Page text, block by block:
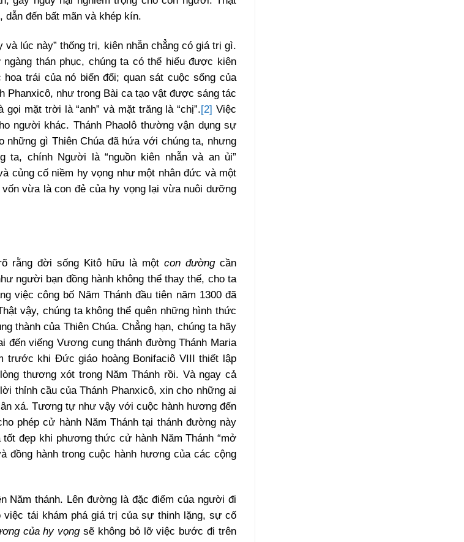
đến bất mãn và khép kín.
lúc này” thống trị, kiên nhẫn chẳng có giá trị gì.
thán phục, chúng ta có thể hiểu được kiên
trái của nó biến đổi; quan sát cuộc sống của
Phanxicô, như trong Bài ca tạo vật được sáng tác
mặt trời là “anh” và mặt trăng là “chị”.[2] Việc
người khác. Thánh Phaolô thường vận dụng sự
gì Thiên Chúa đã hứa với chúng ta, nhưng
ta, chính Người là “nguồn kiên nhẫn và an ủi”
củng cố niềm hy vọng như một nhân đức và một
vừa là con đẻ của hy vọng lại vừa nuôi dưỡng
rằng đời sống Kitô hữu là một con đườngcần
người bạn đồng hành không thể thay thế, cho ta
việc công bố Năm Thánh đầu tiên năm 1300 đã
vậy, chúng ta không thể quên những hình thức
thành của Thiên Chúa. Chẳng hạn, chúng ta hãy
đến viếng Vương cung thánh đường Thánh Maria
trước khi Đức giáo hoàng Bonifaciô VIII thiết lập
thương xót trong Năm Thánh rồi. Và ngay cả
thỉnh cầu của Thánh Phanxicô, xin cho những ai
xá. Tương tự như vậy với cuộc hành hương đến
phép cử hành Năm Thánh tại thánh đường này
đẹp khi phương thức cử hành Năm Thánh “mở
đồng hành trong cuộc hành hương của các cộng
Năm thánh. Lên đường là đặc điểm của người đi
tái khám phá giá trị của sự thinh lặng, sự cố
của hy vọngsẽ không bỏ lỡ việc bước đi trên